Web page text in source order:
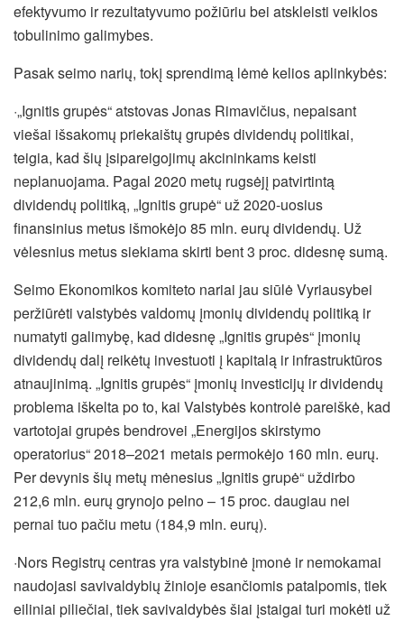
efektyvumo ir rezultatyvumo požiūriu bei atskleisti veiklos
tobulinimo galimybes.
Pasak seimo narių, tokį sprendimą lėmė kelios aplinkybės:
·„Ignitis grupės“ atstovas Jonas Rimavičius, nepaisant
viešai išsakomų priekaištų grupės dividendų politikai,
teigia, kad šių įsipareigojimų akcininkams keisti
neplanuojama. Pagal 2020 metų rugsėjį patvirtintą
dividendų politiką, „Ignitis grupė“ už 2020-uosius
finansinius metus išmokėjo 85 mln. eurų dividendų. Už
vėlesnius metus siekiama skirti bent 3 proc. didesnę sumą.
Seimo Ekonomikos komiteto nariai jau siūlė Vyriausybei
peržiūrėti valstybės valdomų įmonių dividendų politiką ir
numatyti galimybę, kad didesnę „Ignitis grupės“ įmonių
dividendų dalį reikėtų investuoti į kapitalą ir infrastruktūros
atnaujinimą. „Ignitis grupės“ įmonių investicijų ir dividendų
problema iškelta po to, kai Valstybės kontrolė pareiškė, kad
vartotojai grupės bendrovei „Energijos skirstymo
operatorius“ 2018–2021 metais permokėjo 160 mln. eurų.
Per devynis šių metų mėnesius „Ignitis grupė“ uždirbo
212,6 mln. eurų grynojo pelno – 15 proc. daugiau nei
pernai tuo pačiu metu (184,9 mln. eurų).
·Nors Registrų centras yra valstybinė įmonė ir nemokamai
naudojasi savivaldybių žinioje esančiomis patalpomis, tiek
eiliniai piliečiai, tiek savivaldybės šiai įstaigai turi mokėti už